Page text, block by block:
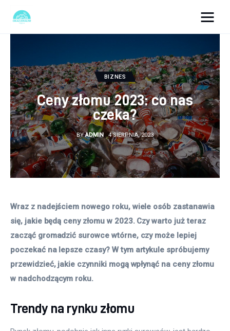
Turystyka
Lifestyle
Dom i ogród
Uroda
Zdrowie
BIZNES
Ceny złomu 2023: co nas
czeka?
BY ADMIN 4 SIERPNIA, 2023
Wraz z nadejściem nowego roku, wiele osób zastanawia
się, jakie będą ceny złomu w 2023. Czy warto już teraz
zacząć gromadzić surowce wtórne, czy może lepiej
poczekać na lepsze czasy? W tym artykule spróbujemy
przewidzieć, jakie czynniki mogą wpłynąć na ceny złomu
w nadchodzącym roku.
Trendy na rynku złomu